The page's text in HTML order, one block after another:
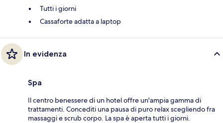
Tutti i giorni
Cassaforte adatta a laptop
In evidenza
Spa
Il centro benessere di un hotel offre un'ampia gamma di
trattamenti. Concediti una pausa di puro relax scegliendo fra
massaggi e scrub corpo. La spa è aperta tutti i giorni.